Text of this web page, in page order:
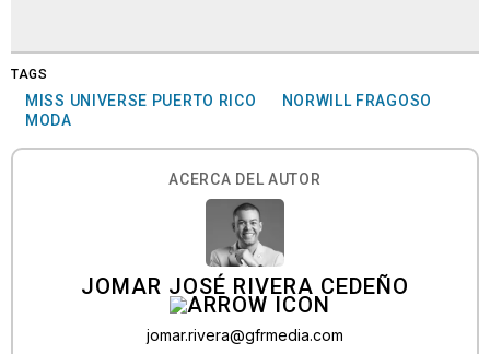
TAGS
MISS UNIVERSE PUERTO RICO
NORWILL FRAGOSO
MODA
ACERCA DEL AUTOR
JOMAR JOSÉ RIVERA CEDEÑO
jomar.rivera@gfrmedia.com